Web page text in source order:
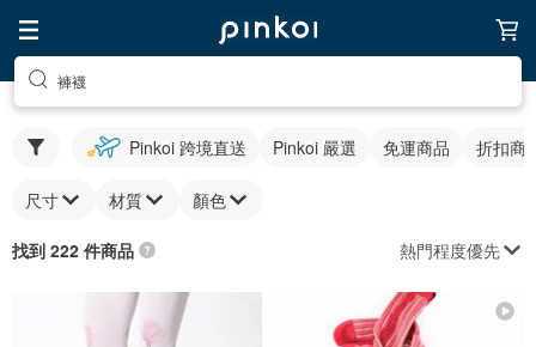
褲襪
Pinkoi 跨境直送 Pinkoi 嚴選 免運商品 折扣商
尺寸 材質 顏色
找到 222 件商品 熱門程度優先